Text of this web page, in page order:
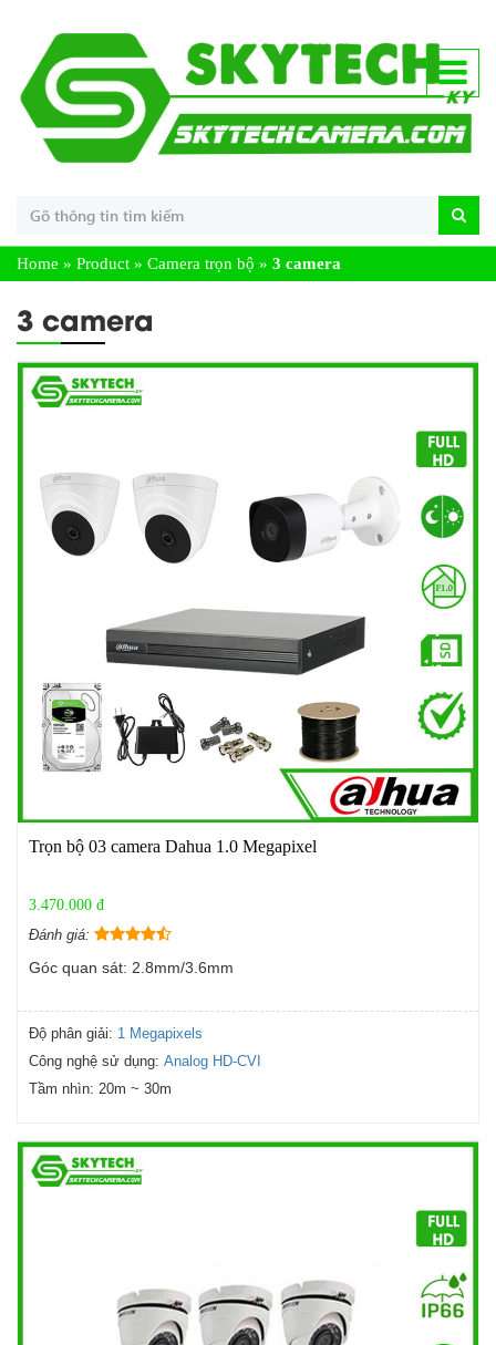
Home » Product » Camera trọn bộ » 3 camera
3 camera
Trọn bộ 03 camera Dahua 1.0 Megapixel
3.470.000 đ
Đánh giá:
Góc quan sát: 2.8mm/3.6mm
Độ phân giải: 1 Megapixels
Công nghệ sử dụng: Analog HD-CVI
Tầm nhìn: 20m ~ 30m